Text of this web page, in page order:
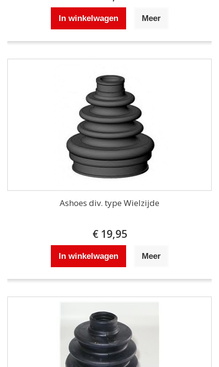
In winkelwagen Meer
Ashoes div. type Wielzijde
€ 19,95
In winkelwagen Meer